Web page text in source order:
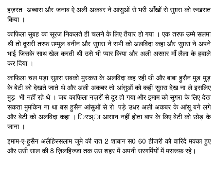
हज़रत अब्बास और जनाब ऐ अली अकबर ने आंसुओं से भरी आँखों से सुग़रा को रुखसत
किया ।
काफिला सुबह का सूरज निकलते ही चलने के लिए तैयार हो गया । एक तरफ उम्मे सलमा
थी तो दूसरी तरफ उम्मुल बनीन और सुग़रा ने सभी को अलविदा कहा और सुग़रा ने अपने
भाई जिसके साथ खेल करती थी उसे भी प्यार किया और अली असग़र माँ लैला के हवाले
कर दिया ।
काफिला चल पड़ा सुग़रा सबको मुस्करा के अलविदा कह रही थी और बाबा हुसैन मुड मुड़
के बेटी को देखते जाते थे और अली अकबर तो आंसुओं को कहीं सुग़रा देख ना ले इसलिए
मुड़ भी नहीं रहे थे । जब काफिला नज़रों से दूर हो गया और इमाम को सुग़रा के लिए देख
सकता मुमकिन ना था बस हुसैन आंसुओं से रो पड़े उधर अली अकबर के आंसू बने लगे
और बेटी को अलविदा कहा । िस्ञ्ा आसान नहीं होता बाप के लिए बेटी को छोड़ के
जाना ।
इमाम-ए-हुसैन अलैहिस्सलाम जुमे की रात 2 शाबान स0 60 हीजरी को वारिदे मक्का हुए
और उसी साल की 8 ज़िलहिज्जा तक उस शहर में अपनी सरगर्मियों में मसरूफ़ रहे।